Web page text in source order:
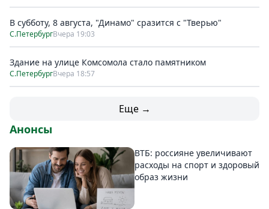
В субботу, 8 августа, "Динамо" сразится с "Тверью"
С.ПетербургВчера 19:03
Здание на улице Комсомола стало памятником
С.ПетербургВчера 18:57
Еще →
Анонсы
ВТБ: россияне увеличивают
расходы на спорт и здоровый
образ жизни